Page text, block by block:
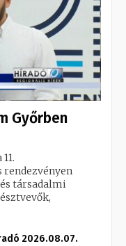
Győrben
rendezvényen
társadalmi
2026.08.07.